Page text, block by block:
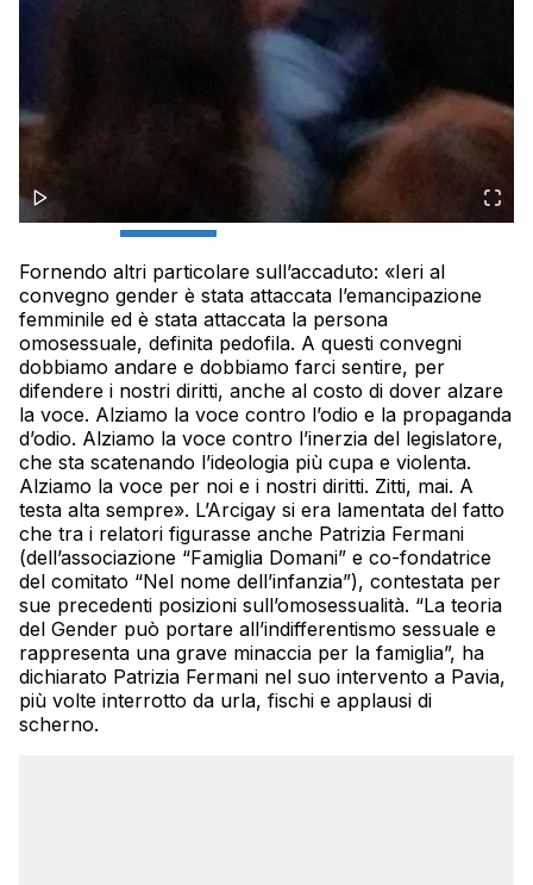
Fornendo altri particolare sull’accaduto: «Ieri al
convegno gender è stata attaccata l’emancipazione
femminile ed è stata attaccata la persona
omosessuale, definita pedofila. A questi convegni
dobbiamo andare e dobbiamo farci sentire, per
difendere i nostri diritti, anche al costo di dover alzare
la voce. Alziamo la voce contro l’odio e la propaganda
d’odio. Alziamo la voce contro l’inerzia del legislatore,
che sta scatenando l’ideologia più cupa e violenta.
Alziamo la voce per noi e i nostri diritti. Zitti, mai. A
testa alta sempre». L’Arcigay si era lamentata del fatto
che tra i relatori figurasse anche Patrizia Fermani
(dell’associazione “Famiglia Domani” e co-fondatrice
del comitato “Nel nome dell’infanzia”), contestata per
sue precedenti posizioni sull’omosessualità. “La teoria
del Gender può portare all’indifferentismo sessuale e
rappresenta una grave minaccia per la famiglia”, ha
dichiarato Patrizia Fermani nel suo intervento a Pavia,
più volte interrotto da urla, fischi e applausi di
scherno.